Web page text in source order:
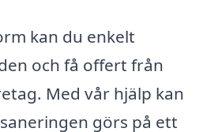
kan du enkelt
och få offert från
Med vår hjälp kan
görs på ett